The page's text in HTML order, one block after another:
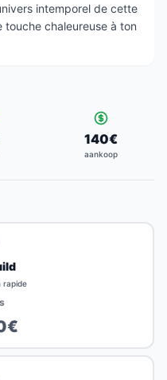
intemporel de cette
chaleureuse à ton
140€
aankoop
rapide
€